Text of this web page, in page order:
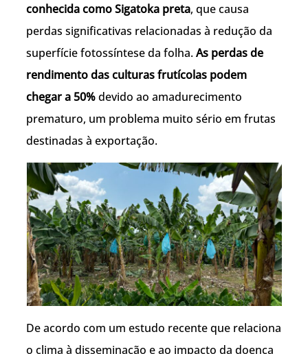
conhecida como Sigatoka preta, que causa
perdas significativas relacionadas à redução da
superfície fotossíntese da folha.As perdas de
rendimento das culturas frutícolas podem
chegar a 50%devido ao amadurecimento
prematuro, um problema muito sério em frutas
destinadas à exportação.
De acordo com um estudo recente que relaciona
o clima à disseminação e ao impacto da doença